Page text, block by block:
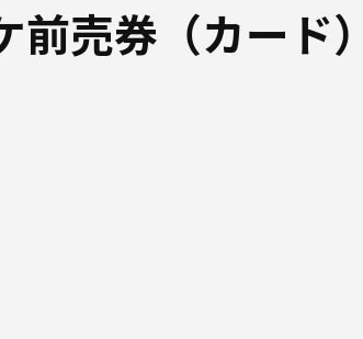
前売券（カード